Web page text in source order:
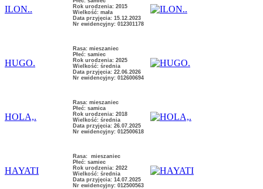
ILON..
Rok urodzenia: 2015
Wielkość: mała
Data przyjęcia: 15.12.2023
Nr ewidencyjny: 012301178
HUGO.
Rasa: mieszaniec
Płeć: samiec
Rok urodzenia: 2025
Wielkość: średnia
Data przyjęcia: 22.06.2026
Nr ewidencyjny: 012600694
HOLA,.
Rasa: mieszaniec
Płeć: samica
Rok urodzenia: 2018
Wielkość: średnia
Data przyjęcia: 26.07.2025
Nr ewidencyjny: 012500618
HAYATI
Rasa: mieszaniec
Płeć: samiec
Rok urodzenia: 2022
Wielkość: średnia
Data przyjęcia: 14.07.2025
Nr ewidencyjny: 012500563